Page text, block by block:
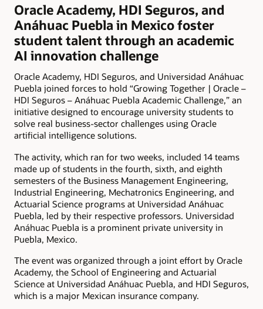
Oracle Academy, HDI Seguros, and
Anáhuac Puebla in Mexico foster
student talent through an academic
AI innovation challenge
Oracle Academy, HDI Seguros, and Universidad Anáhuac
Puebla joined forces to hold “Growing Together | Oracle –
HDI Seguros – Anáhuac Puebla Academic Challenge,” an
initiative designed to encourage university students to
solve real business-sector challenges using Oracle
artificial intelligence solutions.
The activity, which ran for two weeks, included 14 teams
made up of students in the fourth, sixth, and eighth
semesters of the Business Management Engineering,
Industrial Engineering, Mechatronics Engineering, and
Actuarial Science programs at Universidad Anáhuac
Puebla, led by their respective professors. Universidad
Anáhuac Puebla is a prominent private university in
Puebla, Mexico.
The event was organized through a joint effort by Oracle
Academy, the School of Engineering and Actuarial
Science at Universidad Anáhuac Puebla, and HDI Seguros,
which is a major Mexican insurance company.